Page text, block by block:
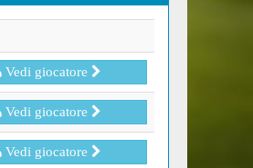
Vedi giocatore
Vedi giocatore
Vedi giocatore